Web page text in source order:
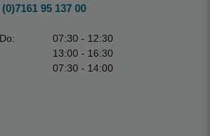
95 137 00
07:30 - 12:30
13:00 - 16:30
07:30 - 14:00